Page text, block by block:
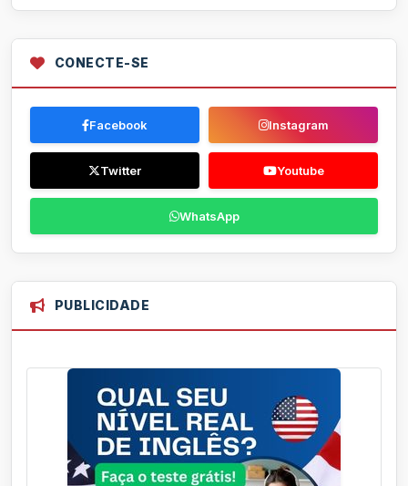
CONECTE-SE
Facebook Instagram
Twitter Youtube
WhatsApp
PUBLICIDADE